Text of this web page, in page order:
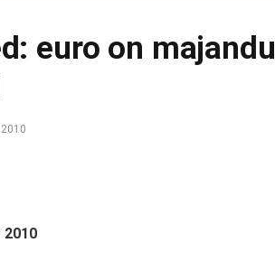
euro on
2010